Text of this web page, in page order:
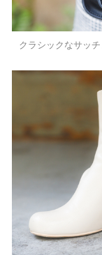
クラシックなサッ